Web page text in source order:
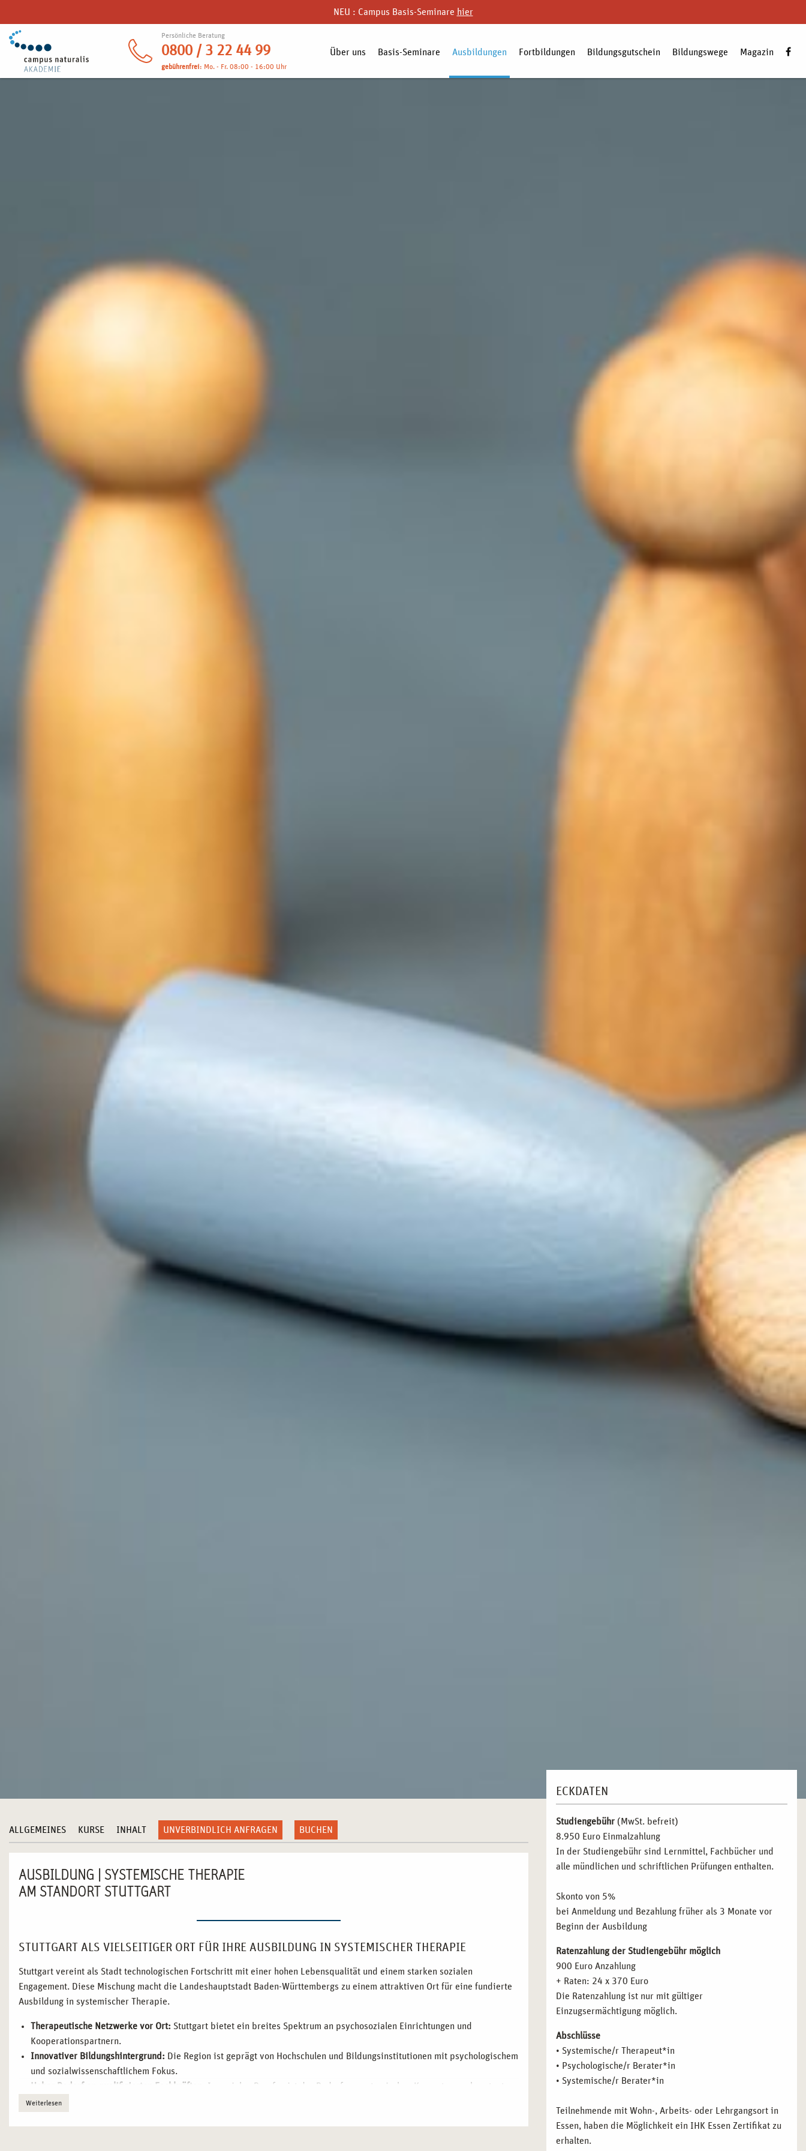
NEU : Campus Basis-Seminare hier
Persönliche Beratung
0800 / 3 22 44 99
gebührenfrei: Mo. - Fr. 08:00 - 16:00 Uhr
Über uns Basis-Seminare Ausbildungen Fortbildungen Bildungsgutschein Bildungswege Magazin
ALLGEMEINES KURSE INHALT UNVERBINDLICH ANFRAGEN BUCHEN
AUSBILDUNG | SYSTEMISCHE THERAPIE
AM STANDORT STUTTGART
STUTTGART ALS VIELSEITIGER ORT FÜR IHRE AUSBILDUNG IN SYSTEMISCHER THERAPIE
Stuttgart vereint als Stadt technologischen Fortschritt mit einer hohen Lebensqualität und einem starken sozialen
Engagement. Diese Mischung macht die Landeshauptstadt Baden-Württembergs zu einem attraktiven Ort für eine fundierte
Ausbildung in systemischer Therapie.
Therapeutische Netzwerke vor Ort: Stuttgart bietet ein breites Spektrum an psychosozialen Einrichtungen und
Kooperationspartnern.
Innovativer Bildungshintergrund: Die Region ist geprägt von Hochschulen und Bildungsinstitutionen mit psychologischem
und sozialwissenschaftlichem Fokus.
Hoher Bedarf an qualifizierten Fachkräften:
In sozialen Berufen ist der Bedarf an systemischen Kompetenzen konstant
hoch.
Weiterlesen
ECKDATEN
Studiengebühr (MwSt. befreit)
8.950 Euro Einmalzahlung
In der Studiengebühr sind Lernmittel, Fachbücher und
alle mündlichen und schriftlichen Prüfungen enthalten.
Skonto von 5%
bei Anmeldung und Bezahlung früher als 3 Monate vor
Beginn der Ausbildung
Ratenzahlung der Studiengebühr möglich
900 Euro Anzahlung
+ Raten: 24 x 370 Euro
Die Ratenzahlung ist nur mit gültiger
Einzugsermächtigung möglich.
Abschlüsse
• Systemische/r Therapeut*in
• Psychologische/r Berater*in
• Systemische/r Berater*in
Teilnehmende mit Wohn-, Arbeits- oder Lehrgangsort in
Essen, haben die Möglichkeit ein IHK Essen Zertifikat zu
erhalten.